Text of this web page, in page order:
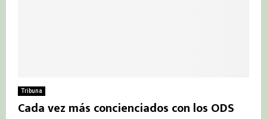
Tribuna
Cada vez más concienciados con los ODS